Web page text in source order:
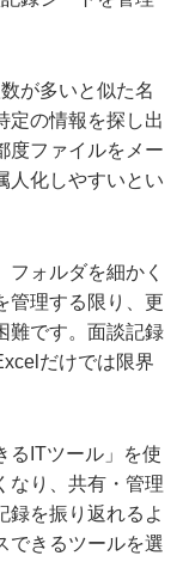
が多いと似た名
定の情報を探し出
度ファイルをメー
人化しやすいとい
ォルダを細かく
管理する限り、更
難です。面談記録
だけでは限界
るITツール」を使
なり、共有・管理
録を振り返れるよ
できるツールを選